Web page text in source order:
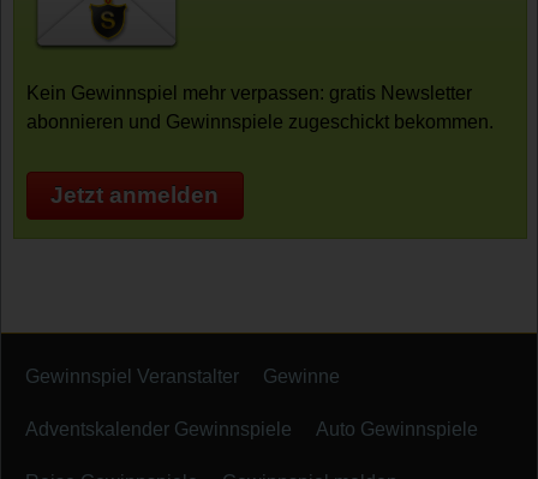
Kein Gewinnspiel mehr verpassen: gratis Newsletter
abonnieren und Gewinnspiele zugeschickt bekommen.
Jetzt anmelden
Gewinnspiel Veranstalter Gewinne
Adventskalender Gewinnspiele Auto Gewinnspiele